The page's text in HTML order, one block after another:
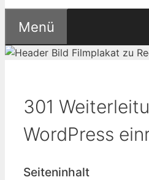
Menü
301
WordPress
Seiteninhalt